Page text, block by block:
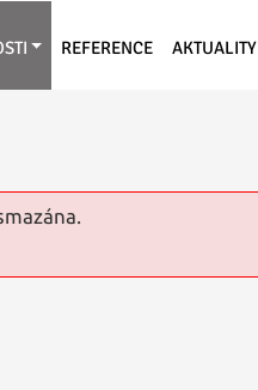
REFERENCE AKTUALITY